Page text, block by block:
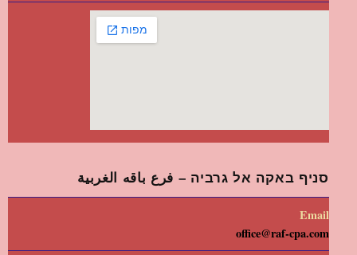
סניף באקה אל גרביה – فرع باقه الغربية
Email
office@raf-cpa.com